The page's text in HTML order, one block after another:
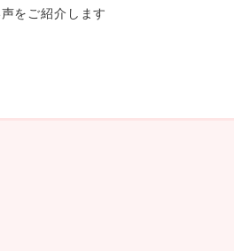
グ
をご紹介します